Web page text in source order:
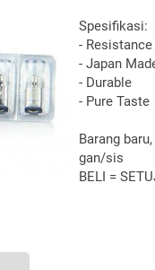
Spesifikasi:
-
- Japan
- Durable
- Pure Taste
Barang
gan/sis
BELI =